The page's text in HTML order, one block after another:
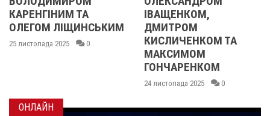
ТА
ЛІЩИНСЬКИМ
2025 0
ІВАЩЕНКОМ,
ДМИТРОМ
КИСЛИЧЕНКОМ ТА
МАКСИМОМ
ГОНЧАРЕНКОМ
24 листопада 2025 0
ОНЛАЙН